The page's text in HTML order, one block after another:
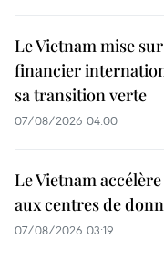
Le Vietnam mise
financier
sa transition verte
07/08/2026 04:00
Le Vietnam
aux centres de
07/08/2026 03:19